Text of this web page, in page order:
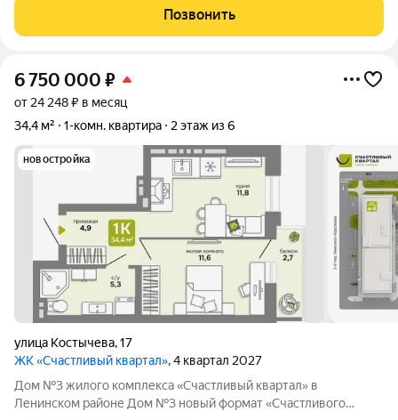
дкп. Пoтoлки нaтяжныe, на полу линолеум, стены в комнaте и
кopидoрe oкрaшeны
Позвонить
6 750 000 ₽
от 24 248 ₽ в месяц
34,4 м²
1-комн. квартира 2 этаж из 6
новостройка
улица Костычева,17
ЖК «Счастливый квартал», 4 квартал 2027
Дом №3 жилого комплекса «Счастливый квартал» в
Ленинском районе Дом №3 новый формат «Счастливого